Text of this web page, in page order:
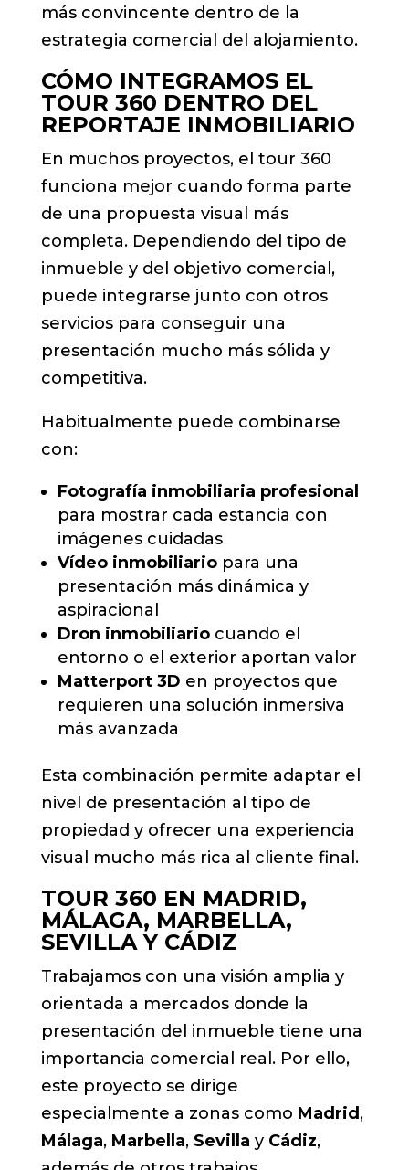
más convincente dentro de la
estrategia comercial del alojamiento.
CÓMO INTEGRAMOS EL
TOUR 360 DENTRO DEL
REPORTAJE INMOBILIARIO
En muchos proyectos, el tour 360
funciona mejor cuando forma parte
de una propuesta visual más
completa. Dependiendo del tipo de
inmueble y del objetivo comercial,
puede integrarse junto con otros
servicios para conseguir una
presentación mucho más sólida y
competitiva.
Habitualmente puede combinarse
con:
Fotografía inmobiliaria profesional
para mostrar cada estancia con
imágenes cuidadas
Vídeo inmobiliariopara una
presentación más dinámica y
aspiracional
Dron inmobiliariocuando el
entorno o el exterior aportan valor
Matterport 3D en proyectos que
requieren una solución inmersiva
más avanzada
Esta combinación permite adaptar el
nivel de presentación al tipo de
propiedad y ofrecer una experiencia
visual mucho más rica al cliente final.
TOUR 360 EN MADRID,
MÁLAGA, MARBELLA,
SEVILLA Y CÁDIZ
Trabajamos con una visión amplia y
orientada a mercados donde la
presentación del inmueble tiene una
importancia comercial real. Por ello,
este proyecto se dirige
especialmente a zonas como Madrid ,
Málaga, Marbella, Sevilla y Cádiz,